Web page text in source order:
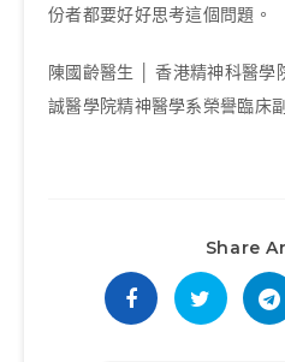
份者都要好好思考這個問題。
陳國齡醫生 │ 香港精神科醫學
誠醫學院精神醫學系榮譽臨床
Share